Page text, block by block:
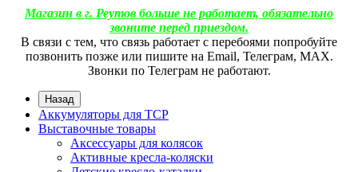
Магазин в г. Реутов больше не работает, обязательно
звоните перед приездом.
В связи с тем, что связь работает с перебоями попробуйте
позвонить позже или пишите на Email, Телеграм, МАХ.
Звонки по Телеграм не работают.
Назад
Аккумуляторы для ТСР
Выставочные товары
Аксессуары для колясок
Активные кресла-коляски